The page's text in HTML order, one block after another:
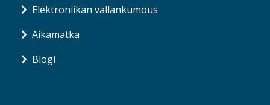
Elektroniikan vallankumous
Aikamatka
Blogi